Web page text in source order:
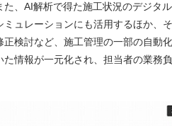
、AI解析で得た施工状況のデジタ
ュレーションにも活用するほか、
正検討など、施工管理の一部の自動
情報が一元化され、担当者の業務